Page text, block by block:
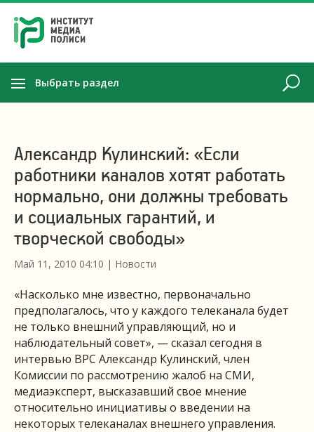
Выбрать раздел
Александр Кулинский: «Если
работники каналов хотят работать
нормально, они должны требовать
и социальных гарантий, и
творческой свободы»
Май 11, 2010 04:10 | Новости
«Насколько мне известно, первоначально
предполагалось, что у каждого телеканала будет
не только внешний управляющий, но и
наблюдательный совет», — сказал сегодня в
интервью ВРС Александр Кулинский, член
Комиссии по рассмотрению жалоб на СМИ,
медиаэксперт, высказавший свое мнение
относительно инициативы о введении на
некоторых телеканалах внешнего управления.